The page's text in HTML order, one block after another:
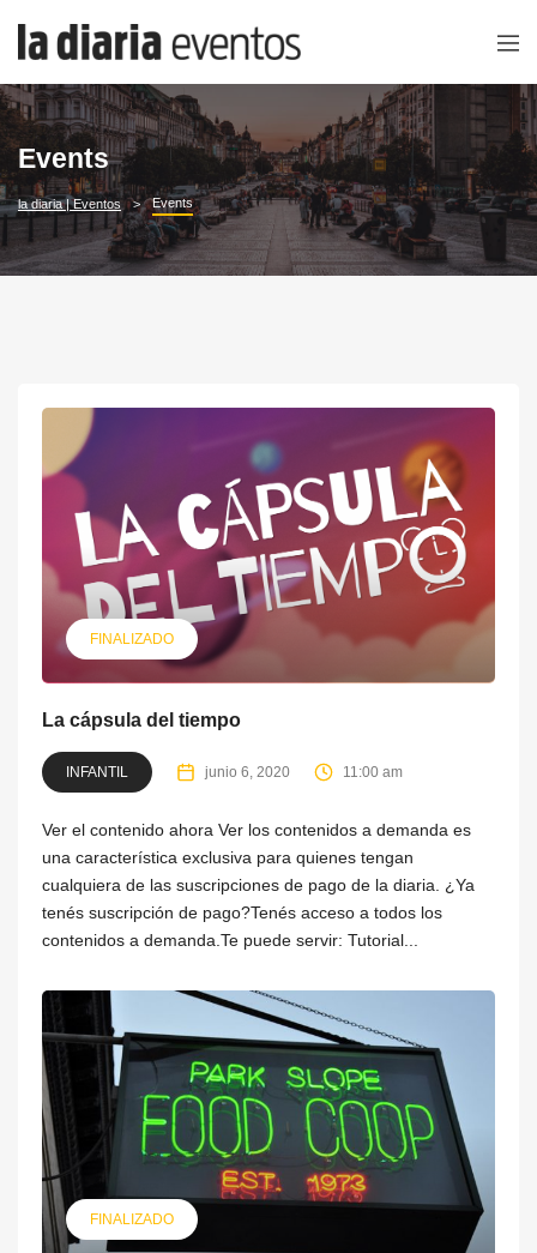
Events
la diaria | Eventos Events
FINALIZADO
La cápsula del tiempo
INFANTIL junio 6, 2020 11:00 am
Ver el contenido ahora Ver los contenidos a demanda es
una característica exclusiva para quienes tengan
cualquiera de las suscripciones de pago de la diaria. ¿Ya
tenés suscripción de pago?Tenés acceso a todos los
contenidos a demanda.Te puede servir: Tutorial...
FINALIZADO